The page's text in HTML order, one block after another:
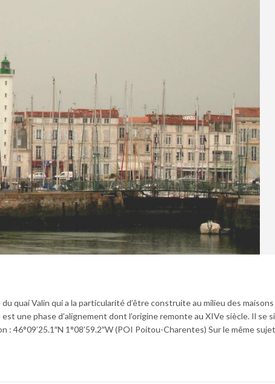
quai Valin qui a la particularité d’être construite au milieu des
une phase d’alignement dont l’origine remonte au XIVe siècle. Il se
: 46°09’25.1″N 1°08’59.2″W (POI Poitou-Charentes) Sur le même